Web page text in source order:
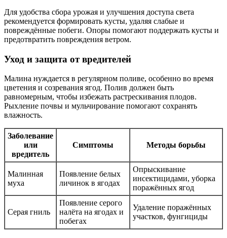
Для удобства сбора урожая и улучшения доступа света
рекомендуется формировать кусты, удаляя слабые и
повреждённые побеги. Опоры помогают поддержать кусты и
предотвратить повреждения ветром.
Уход и защита от вредителей
Малина нуждается в регулярном поливе, особенно во время
цветения и созревания ягод. Полив должен быть
равномерным, чтобы избежать растрескивания плодов.
Рыхление почвы и мульчирование помогают сохранять
влажность.
Заболевание
или
вредитель
Симптомы Методы борьбы
Малинная
муха
Появление белых
личинок в ягодах
Опрыскивание
инсектицидами, уборка
поражённых ягод
Серая гниль
Появление серого
налёта на ягодах и
побегах
Удаление поражённых
участков, фунгициды